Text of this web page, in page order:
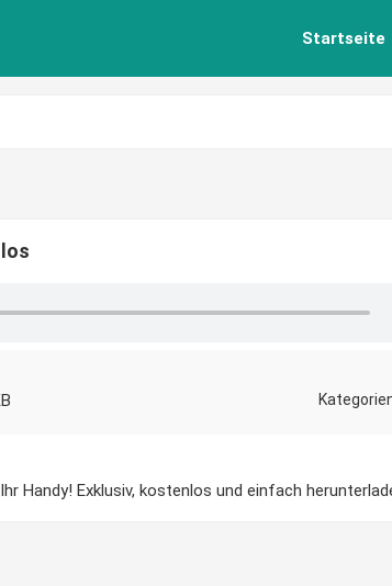
Startseite
Handy! Exklusiv, kostenlos und einfach